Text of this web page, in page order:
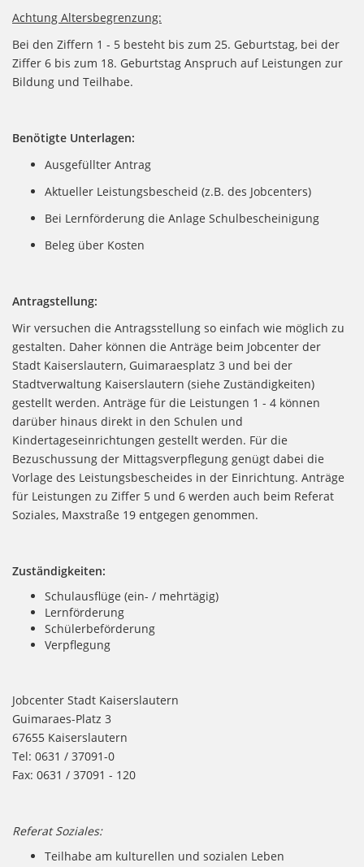
Achtung Altersbegrenzung:
Bei den Ziffern 1 - 5 besteht bis zum 25. Geburtstag, bei der
Ziffer 6 bis zum 18. Geburtstag Anspruch auf Leistungen zur
Bildung und Teilhabe.
Benötigte Unterlagen:
Ausgefüllter Antrag
Aktueller Leistungsbescheid (z.B. des Jobcenters)
Bei Lernförderung die Anlage Schulbescheinigung
Beleg über Kosten
Antragstellung:
Wir versuchen die Antragsstellung so einfach wie möglich zu
gestalten. Daher können die Anträge beim Jobcenter der
Stadt Kaiserslautern, Guimaraesplatz 3 und bei der
Stadtverwaltung Kaiserslautern (siehe Zuständigkeiten)
gestellt werden. Anträge für die Leistungen 1 - 4 können
darüber hinaus direkt in den Schulen und
Kindertageseinrichtungen gestellt werden. Für die
Bezuschussung der Mittagsverpflegung genügt dabei die
Vorlage des Leistungsbescheides in der Einrichtung. Anträge
für Leistungen zu Ziffer 5 und 6 werden auch beim Referat
Soziales, Maxstraße 19 entgegen genommen.
Zuständigkeiten:
Schulausflüge (ein- / mehrtägig)
Lernförderung
Schülerbeförderung
Verpflegung
Jobcenter Stadt Kaiserslautern
Guimaraes-Platz 3
67655 Kaiserslautern
Tel: 0631 / 37091-0
Fax: 0631 / 37091 - 120
Referat Soziales:
Teilhabe am kulturellen und sozialen Leben